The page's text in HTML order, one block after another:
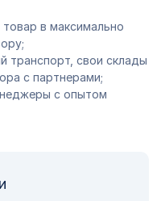
в максимально
транспорт, свои склады
с партнерами;
с опытом